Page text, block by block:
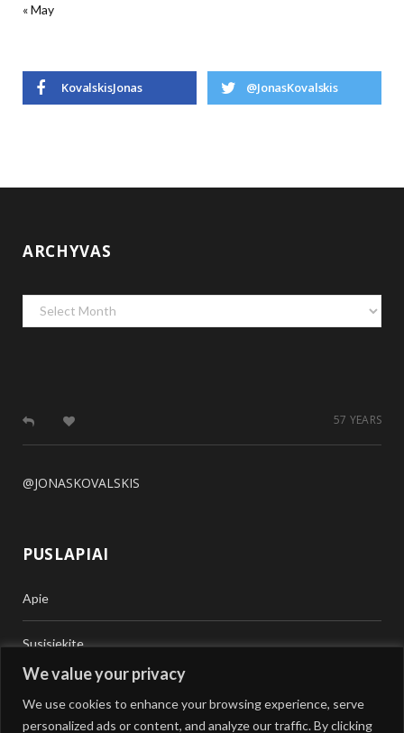
We value your privacy
We use cookies to enhance your browsing experience, serve
personalized ads or content, and analyze our traffic. By clicking
« May
KovalskisJonas @JonasKovalskis
ARCHYVAS
Archyvas
57 YEARS
@JONASKOVALSKIS
PUSLAPIAI
Apie
Susisiekite